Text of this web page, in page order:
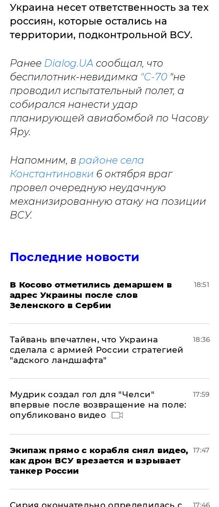
Украина несет ответственность за тех
россиян, которые остались на
территории, подконтрольной ВСУ.
Ранее Dialog.UA сообщал, что
беспилотник-невидимка "С-70 "не
проводил испытательный полет, а
собирался нанести удар
планирующей авиабомбой по Часову
Яру.
Напомним, в районе села
Константиновки 6 октября враг
провел очередную неудачную
механизированную атаку на позиции
ВСУ.
Последние новости
В Косово отметились демаршем в
адрес Украины после слов
Зеленского в Сербии
18:51
Тайвань впечатлен, что Украина
сделала с армией России стратегией
"адского ландшафта"
18:36
Мудрик создал гол для "Челси"
впервые после возвращение на поле:
опубликовано видео
17:59
Экипаж прямо с корабля снял видео,
как дрон ВСУ врезается и взрывает
танкер России
17:47
Сирия окончательно определилась с 17:46